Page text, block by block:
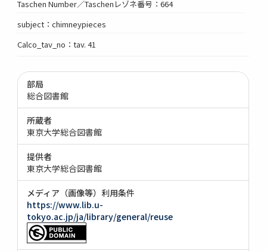
Taschen Number／Taschenレゾネ番号：664
subject：chimneypieces
Calco_tav_no：tav. 41
部局
総合図書館
所蔵者
東京大学総合図書館
提供者
東京大学総合図書館
メディア（画像等）利用条件
https://www.lib.u-
tokyo.ac.jp/ja/library/general/reuse